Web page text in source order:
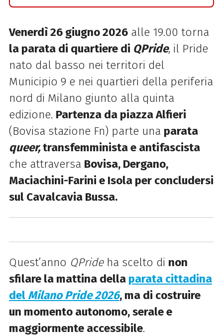
Venerdì 26 giugno 2026alle 19.00 torna
la parata di quartiere di QPride, il Pride
nato dal basso nei territori del
Municipio 9 e nei quartieri della periferia
nord di Milano giunto alla quinta
edizione. Partenza da piazza Alfieri
(Bovisa stazione Fn) parte una parata
queer,transfemminista e antifascista
che attraversa Bovisa, Dergano,
Maciachini-Farini e Isola per concludersi
sul Cavalcavia Bussa.
Quest’anno QPride ha scelto di non
sfilare la mattina della parata cittadina
delMilano Pride 2026, ma di costruire
un momento autonomo, serale e
maggiormente accessibile.